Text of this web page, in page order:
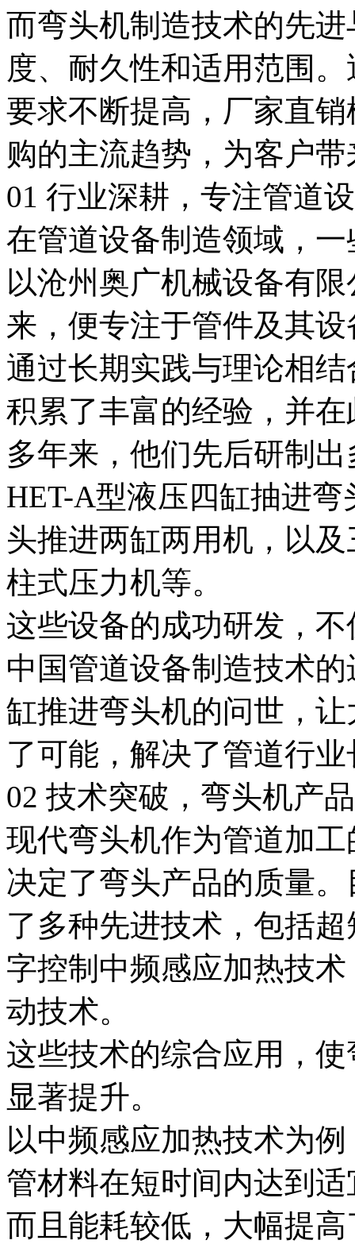
而弯头机制造技术的先
度、耐久性和适用范围
要求不断提高，厂家直
购的主流趋势，为客户
01 行业深耕，专注管道
在管道设备制造领域，
以沧州奥广机械设备有
来，便专注于管件及其
通过长期实践与理论相
积累了丰富的经验，并
多年来，他们先后研制
HET-A型液压四缸抽进
头推进两缸两用机，以
柱式压力机等。
这些设备的成功研发，
中国管道设备制造技术
缸推进弯头机的问世，
了可能，解决了管道行
02 技术突破，弯头机产
现代弯头机作为管道加
决定了弯头产品的质量
了多种先进技术，包括
字控制中频感应加热技
动技术。
这些技术的综合应用，
显著提升。
以中频感应加热技术为
管材料在短时间内达到
而且能耗较低，大幅提